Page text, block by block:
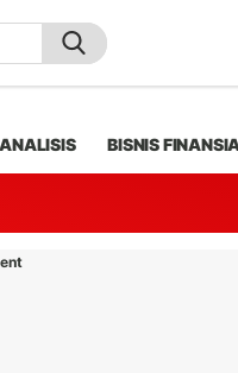
ANALISIS BISNIS